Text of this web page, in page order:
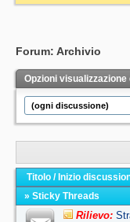
Forum: Archivio
Opzioni
Titolo /Inizio
» Sticky Threads
Rilievo: